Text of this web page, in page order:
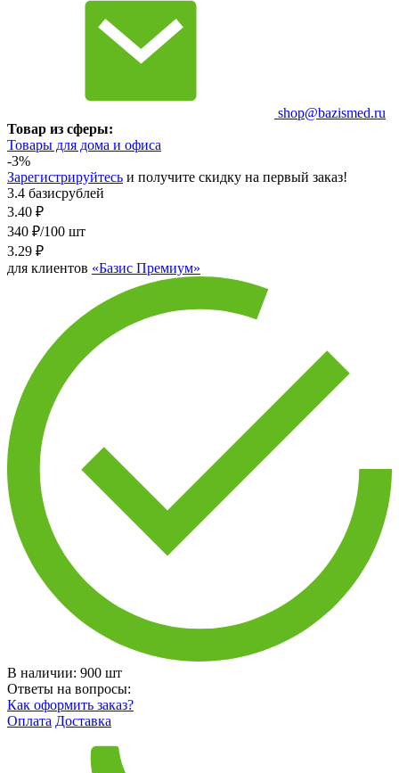
shop@bazismed.ru
Товар из сферы:
Товары для дома и офиса
-3%
Зарегистрируйтесь и получите скидку на первый заказ!
3.4 базисрублей
3.40 ₽
340 ₽/100 шт
3.29 ₽
для клиентов «Базис Премиум»
В наличии: 900 шт
Ответы на вопросы:
Как оформить заказ?
Оплата Доставка